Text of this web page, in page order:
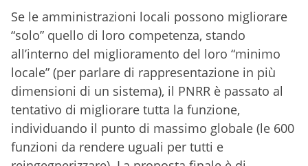
Se le amministrazioni locali possono migliorare
“solo” quello di loro competenza, stando
all’interno del miglioramento del loro “minimo
locale” (per parlare di rappresentazione in più
dimensioni di un sistema), il PNRR è passato al
tentativo di migliorare tutta la funzione,
individuando il punto di massimo globale (le 600
funzioni da rendere uguali per tutti e